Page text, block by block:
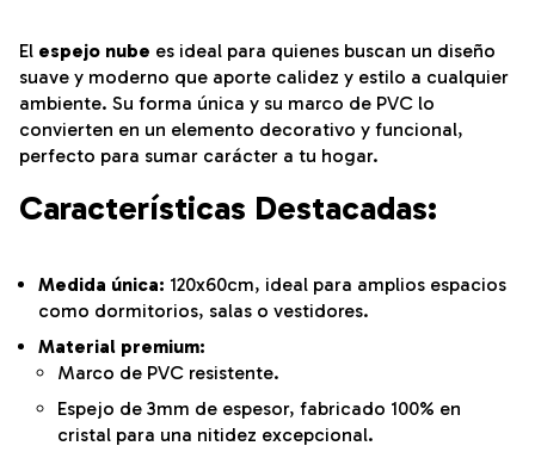
El espejo nube es ideal para quienes buscan un diseño
suave y moderno que aporte calidez y estilo a cualquier
ambiente. Su forma única y su marco de PVC lo
convierten en un elemento decorativo y funcional,
perfecto para sumar carácter a tu hogar.
Características Destacadas:
Medida única: 120x60cm, ideal para amplios espacios
como dormitorios, salas o vestidores.
Material premium:
Marco de PVC resistente.
Espejo de 3mm de espesor, fabricado 100% en
cristal para una nitidez excepcional.